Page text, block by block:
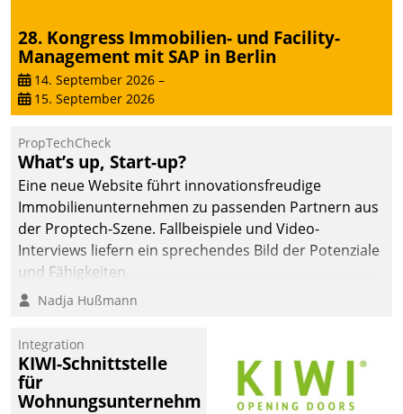
28. Kongress Immobilien- und Facility-
Management mit SAP in Berlin
14. September 2026 –
15. September 2026
PropTechCheck
What’s up, Start-up?
Eine neue Website führt innovationsfreudige
Immobilienunternehmen zu passenden Partnern aus
der Proptech-Szene. Fallbeispiele und Video-
Interviews liefern ein sprechendes Bild der Potenziale
und Fähigkeiten.
Nadja Hußmann
Integration
KIWI-Schnittstelle
für
Wohnungsunternehmen